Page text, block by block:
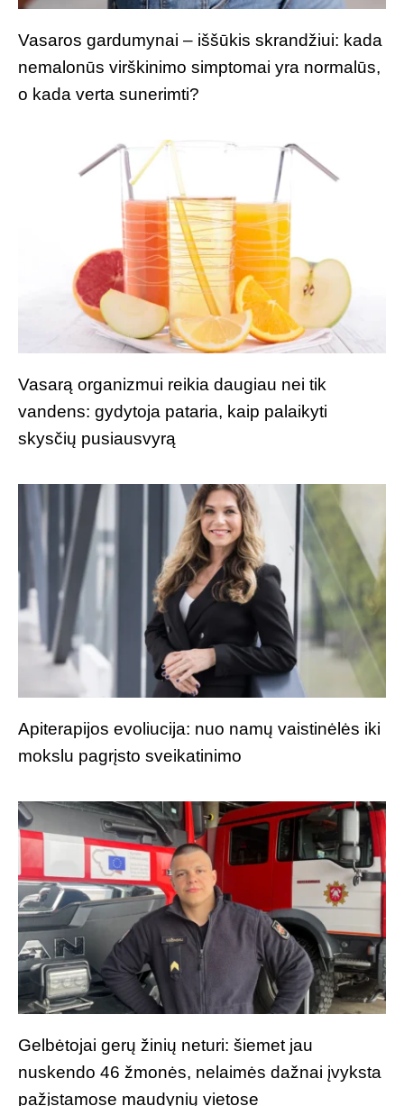
Vasaros gardumynai – iššūkis skrandžiui: kada
nemalonūs virškinimo simptomai yra normalūs,
o kada verta sunerimti?
Vasarą organizmui reikia daugiau nei tik
vandens: gydytoja pataria, kaip palaikyti
skysčių pusiausvyrą
Apiterapijos evoliucija: nuo namų vaistinėlės iki
mokslu pagrįsto sveikatinimo
Gelbėtojai gerų žinių neturi: šiemet jau
nuskendo 46 žmonės, nelaimės dažnai įvyksta
pažįstamose maudynių vietose